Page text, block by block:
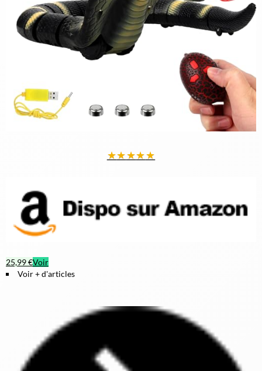
★★★★★
25,99 €Voir
Voir + d'articles